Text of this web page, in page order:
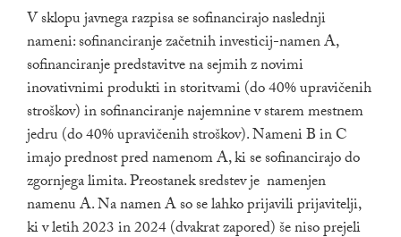
V sklopu javnega razpisa se sofinancirajo naslednji
nameni: sofinanciranje začetnih investicij-namen A,
sofinanciranje predstavitve na sejmih z novimi
inovativnimi produkti in storitvami (do 40% upravičenih
stroškov) in sofinanciranje najemnine v starem mestnem
jedru (do 40% upravičenih stroškov). Nameni B in C
imajo prednost pred namenom A, ki se sofinancirajo do
zgornjega limita. Preostanek sredstev je namenjen
namenu A. Na namen A so se lahko prijavili prijavitelji,
ki v letih 2023 in 2024 (dvakrat zapored) še niso prejeli